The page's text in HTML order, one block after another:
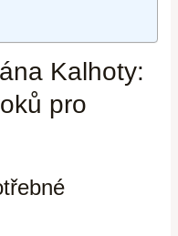
Kalhoty:
pro